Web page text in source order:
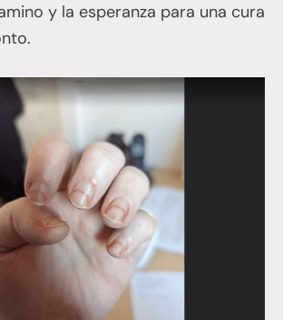
y la esperanza para una cura